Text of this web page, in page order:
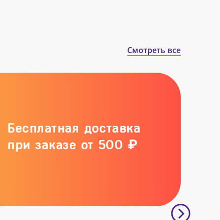
Смотреть все
Бесплатная доставка
при заказе от 500 ₽